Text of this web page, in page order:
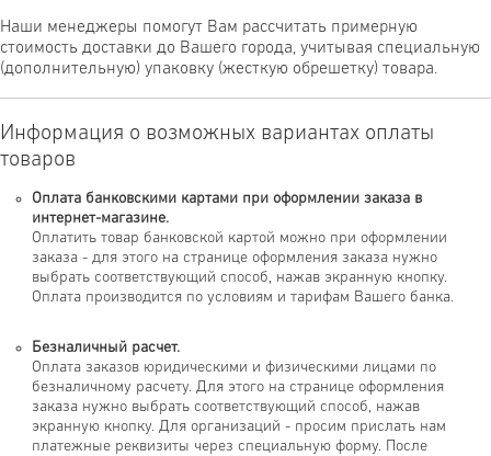
Наши менеджеры помогут Вам рассчитать примерную
стоимость доставки до Вашего города, учитывая специальную
(дополнительную) упаковку (жесткую обрешетку) товара.
Информация о возможных вариантах оплаты
товаров
Оплата банковскими картами при оформлении заказа в
интернет-магазине.
Оплатить товар банковской картой можно при оформлении
заказа - для этого на странице оформления заказа нужно
выбрать соответствующий способ, нажав экранную кнопку.
Оплата производится по условиям и тарифам Вашего банка.
Безналичный расчет.
Оплата заказов юридическими и физическими лицами по
безналичному расчету. Для этого на странице оформления
заказа нужно выбрать соответствующий способ, нажав
экранную кнопку. Для организаций - просим прислать нам
платежные реквизиты через специальную форму. После